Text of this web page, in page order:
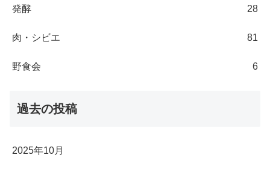
発酵 28
肉・シビエ 81
野食会 6
過去の投稿
2025年10月